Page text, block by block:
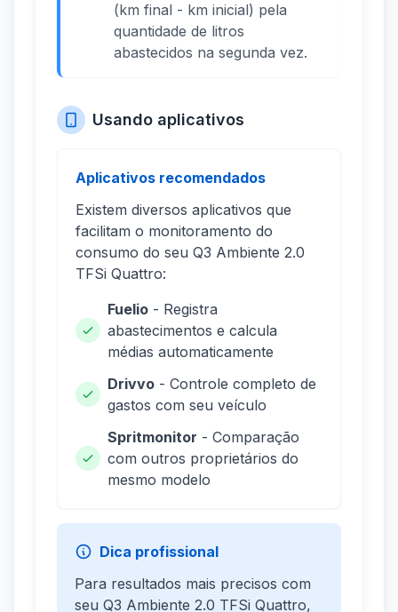
(km final - km inicial) pela
quantidade de litros
abastecidos na segunda vez.
Usando aplicativos
Aplicativos recomendados
Existem diversos aplicativos que
facilitam o monitoramento do
consumo do seu Q3 Ambiente 2.0
TFSi Quattro:
Fuelio - Registra
abastecimentos e calcula
médias automaticamente
Drivvo - Controle completo de
gastos com seu veículo
Spritmonitor - Comparação
com outros proprietários do
mesmo modelo
Dica profissional
Para resultados mais precisos com
seu Q3 Ambiente 2.0 TFSi Quattro,